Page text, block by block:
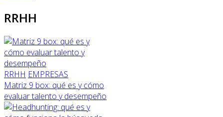
RRHH
RRHH EMPRESAS
Matriz 9 box: qué es y cómo
evaluar talento y desempeño